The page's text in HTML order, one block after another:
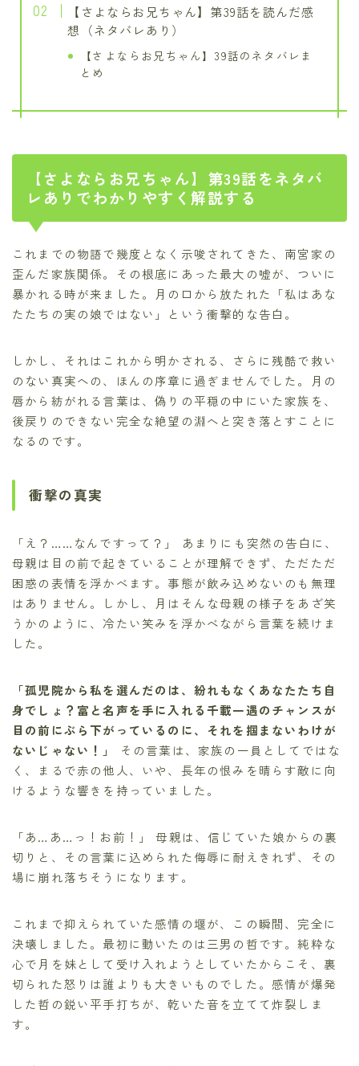
【さよならお兄ちゃん】第39話を読んだ感
想（ネタバレあり）
【さよならお兄ちゃん】39話のネタバレま
とめ
【さよならお兄ちゃん】第39話をネタバ
レありでわかりやすく解説する
これまでの物語で幾度となく示唆されてきた、南宮家の
歪んだ家族関係。その根底にあった最大の嘘が、ついに
暴かれる時が来ました。月の口から放たれた「私はあな
たたちの実の娘ではない」という衝撃的な告白。
しかし、それはこれから明かされる、さらに残酷で救い
のない真実への、ほんの序章に過ぎませんでした。月の
唇から紡がれる言葉は、偽りの平穏の中にいた家族を、
後戻りのできない完全な絶望の淵へと突き落とすことに
なるのです。
衝撃の真実
「え？……なんですって？」 あまりにも突然の告白に、
母親は目の前で起きていることが理解できず、ただただ
困惑の表情を浮かべます。事態が飲み込めないのも無理
はありません。しかし、月はそんな母親の様子をあざ笑
うかのように、冷たい笑みを浮かべながら言葉を続けま
した。
「孤児院から私を選んだのは、紛れもなくあなたたち自
身でしょ？富と名声を手に入れる千載一遇のチャンスが
目の前にぶら下がっているのに、それを掴まないわけが
ないじゃない！」
その言葉は、家族の一員としてではな
く、まるで赤の他人、いや、長年の恨みを晴らす敵に向
けるような響きを持っていました。
「あ…あ…っ！お前！」 母親は、信じていた娘からの裏
切りと、その言葉に込められた侮辱に耐えきれず、その
場に崩れ落ちそうになります。
これまで抑えられていた感情の堰が、この瞬間、完全に
決壊しました。最初に動いたのは三男の哲です。純粋な
心で月を妹として受け入れようとしていたからこそ、裏
切られた怒りは誰よりも大きいものでした。感情が爆発
した哲の鋭い平手打ちが、乾いた音を立てて炸裂しま
す。